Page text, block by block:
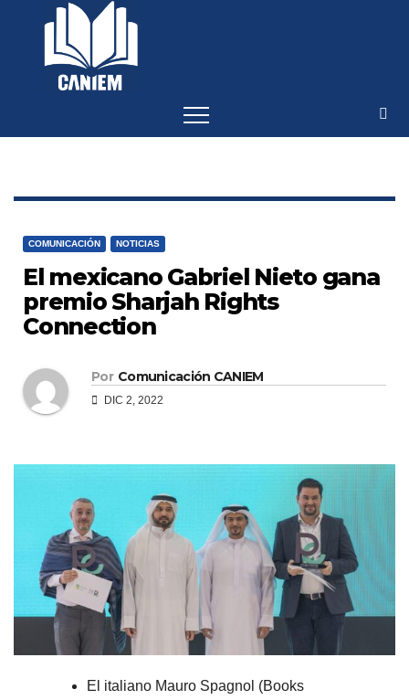
COMUNICACIÓN NOTICIAS
El mexicano Gabriel Nieto gana
premio Sharjah Rights
Connection
Por Comunicación CANIEM
DIC 2, 2022
El italiano Mauro Spagnol (Books